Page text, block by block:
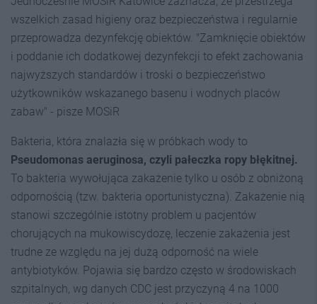
wszelkich zasad higieny oraz bezpieczeństwa i regularnie
przeprowadza dezynfekcję obiektów. "Zamknięcie obiektów
i poddanie ich dodatkowej dezynfekcji to efekt zachowania
najwyższych standardów i troski o bezpieczeństwo
użytkowników wskazanego basenu i wodnych placów
zabaw" - pisze MOSiR
Bakteria, która znalazła się w próbkach wody to
Pseudomonas aeruginosa, czyli pałeczka ropy błękitnej.
To bakteria wywołująca zakażenie tylko u osób z obniżoną
odpornością (tzw. bakteria oportunistyczna). Zakażenie nią
stanowi szczególnie istotny problem u pacjentów
chorujących na mukowiscydozę, leczenie zakażenia jest
trudne ze względu na jej dużą odporność na wiele
antybiotyków. Pojawia się bardzo często w środowiskach
szpitalnych, wg danych CDC jest przyczyną 4 na 1000